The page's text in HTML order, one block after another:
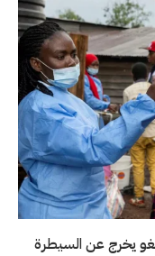
يخرج عن السيطرة